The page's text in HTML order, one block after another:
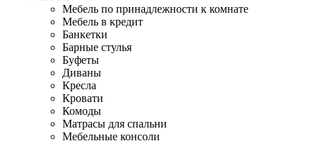
Мебель по принадлежности к комнате
Мебель в кредит
Банкетки
Барные стулья
Буфеты
Диваны
Кресла
Кровати
Комоды
Матрасы для спальни
Мебельные консоли